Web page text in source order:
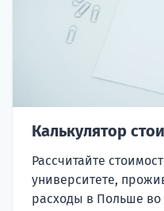
Калькулятор
Рассчитайте
университете,
расходы в Польше